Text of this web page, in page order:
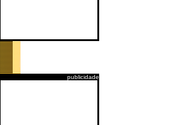
publicidade